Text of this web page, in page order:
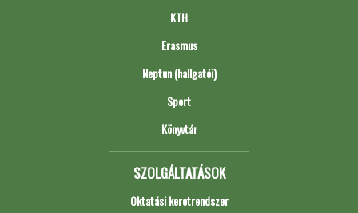
KTH
Erasmus
Neptun (hallgatói)
Sport
Könyvtár
SZOLGÁLTATÁSOK
Oktatási keretrendszer